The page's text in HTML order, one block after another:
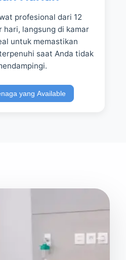
profesional dari 12
hari, langsung di kamar
untuk memastikan
saat Anda tidak
yang Available